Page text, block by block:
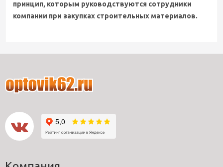
принцип, которым руководствуются сотрудники
компании при закупках строительных материалов.